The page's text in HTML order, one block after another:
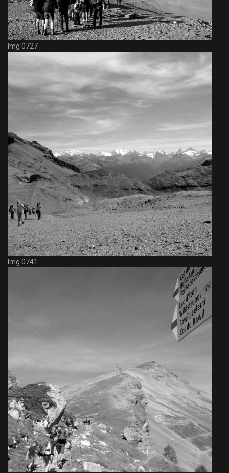
Img 0727
Img 0741